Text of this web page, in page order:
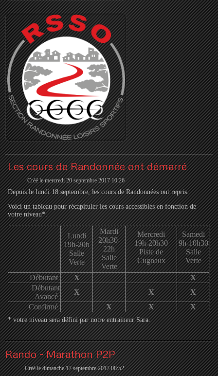
Les cours de Randonnée ont démarré
Créé le mercredi 20 septembre 2017 10:26
Depuis le lundi 18 septembre, les cours de Randonnées ont repris.
Voici un tableau pour récapituler les cours accessibles en fonction de
votre niveau*.
Lundi
19h-20h
Salle
Verte
Mardi
20h30-
22h
Salle
Verte
Mercredi
19h-20h30
Piste de
Cugnaux
Samedi
9h-10h30
Salle
Verte
Débutant X
X
Débutant
Avancé
X X
X
Confirmé
X X X
* votre niveau sera défini par notre entraineur Sara.
Rando - Marathon P2P
Créé le dimanche 17 septembre 2017 08:52